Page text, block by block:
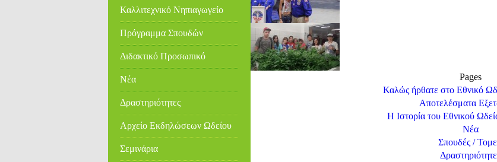
Καλλιτεχνικό Νηπιαγωγείο
Πρόγραμμα Σπουδών
Διδακτικό Προσωπικό
Νέα
Δραστηριότητες
Αρχείο Εκδηλώσεων Ωδείου
Σεμινάρια
Pages
Καλώς ήρθατε στο Εθνικό
Αποτελέσματα
Η Ιστορία του Εθνικού
Νέα
Σπουδές /